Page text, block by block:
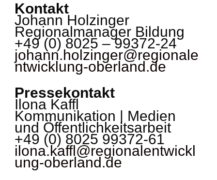
Kontakt
Johann Holzinger
Regionalmanager Bildung
+49 (0) 8025 – 99372-24
johann.holzinger@regionale
ntwicklung-oberland.de
Pressekontakt
Ilona Kaffl
Kommunikation | Medien
und Öffentlichkeitsarbeit
+49 (0) 8025 99372-61
ilona.kaffl@regionalentwickl
ung-oberland.de